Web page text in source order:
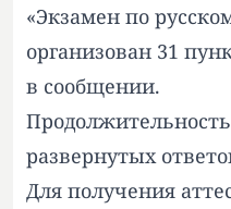
«Экзамен по
организован 31
в сообщении.
развернутых
Для получения